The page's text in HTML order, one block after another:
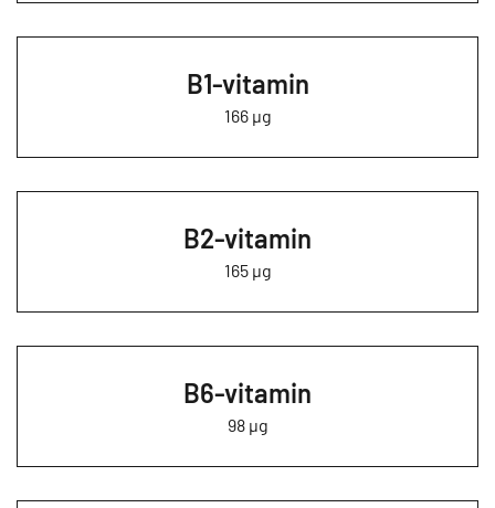
B1-vitamin
166 µg
B2-vitamin
165 µg
B6-vitamin
98 µg